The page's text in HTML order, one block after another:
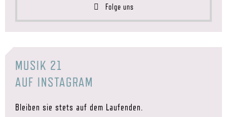
Folge uns
MUSIK 21
AUF INSTAGRAM
Bleiben sie stets auf dem Laufenden.